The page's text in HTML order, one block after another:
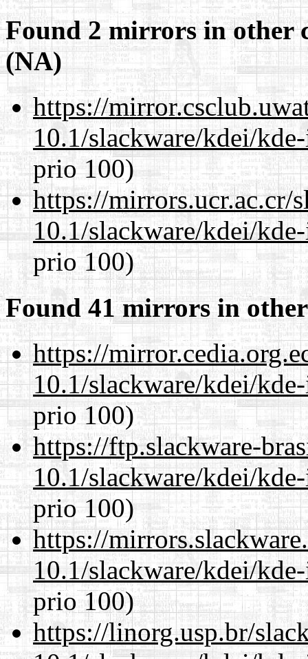
Found 2 mirrors in other
(NA)
https://
10.1/slackware/kdei/
prio 100)
https://mirrors.ucr.ac.cr/
10.1/slackware/kdei/
prio 100)
Found 41 mirrors in
https://
10.1/slackware/kdei/
prio 100)
https://ftp.slackware-
10.1/slackware/kdei/
prio 100)
https://
10.1/slackware/kdei/
prio 100)
https://linorg.usp.br/